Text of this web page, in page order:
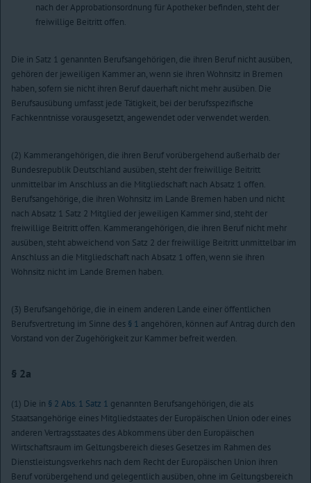
nach der Approbationsordnung für Apotheker befinden, steht der
freiwillige Beitritt offen.
Die in Satz 1 genannten Berufsangehörigen, die ihren Beruf nicht ausüben,
gehören der jeweiligen Kammer an, wenn sie ihren Wohnsitz in Bremen
haben, sofern sie nicht ihren Beruf dauerhaft nicht mehr ausüben. Die
Berufsausübung umfasst jede Tätigkeit, bei der berufsspezifische
Fachkenntnisse vorausgesetzt, angewendet oder verwendet werden.
(2) Kammerangehörigen, die ihren Beruf vorübergehend außerhalb der
Bundesrepublik Deutschland ausüben, steht der freiwillige Beitritt
unmittelbar im Anschluss an die Mitgliedschaft nach Absatz 1 offen.
Berufsangehörige, die ihren Wohnsitz im Lande Bremen haben und nicht
nach Absatz 1 Satz 2 Mitglied der jeweiligen Kammer sind, steht der
freiwillige Beitritt offen. Kammerangehörigen, die ihren Beruf nicht mehr
ausüben, steht abweichend von Satz 2 der freiwillige Beitritt unmittelbar im
Anschluss an die Mitgliedschaft nach Absatz 1 offen, wenn sie ihren
Wohnsitz nicht im Lande Bremen haben.
(3) Berufsangehörige, die in einem anderen Lande einer öffentlichen
Berufsvertretung im Sinne des § 1 angehören, können auf Antrag durch den
Vorstand von der Zugehörigkeit zur Kammer befreit werden.
§ 2a
(1) Die in § 2 Abs. 1 Satz 1 genannten Berufsangehörigen, die als
Staatsangehörige eines Mitgliedstaates der Europäischen Union oder eines
anderen Vertragsstaates des Abkommens über den Europäischen
Wirtschaftsraum im Geltungsbereich dieses Gesetzes im Rahmen des
Dienstleistungsverkehrs nach dem Recht der Europäischen Union ihren
Beruf vorübergehend und gelegentlich ausüben, ohne im Geltungsbereich